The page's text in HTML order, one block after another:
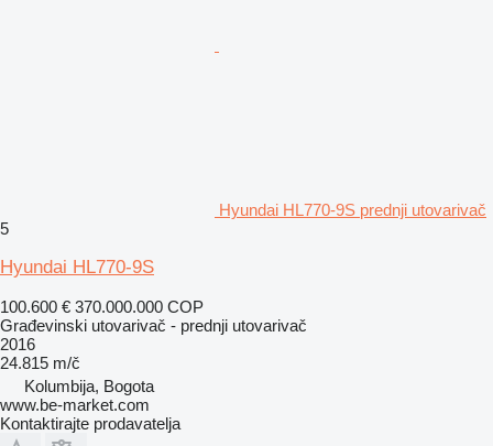
Hyundai HL770-9S prednji utovarivač
5
Hyundai HL770-9S
100.600 € 370.000.000 COP
Građevinski utovarivač - prednji utovarivač
2016
24.815 m/č
Kolumbija, Bogota
www.be-market.com
Kontaktirajte prodavatelja